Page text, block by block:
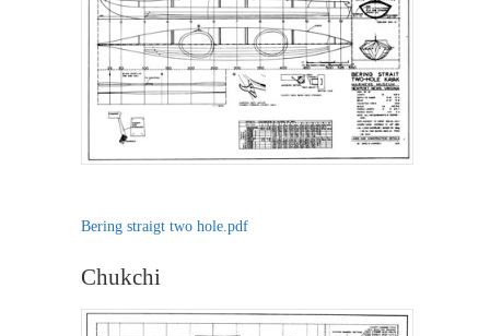
Bering straigt two hole.pdf
Chukchi